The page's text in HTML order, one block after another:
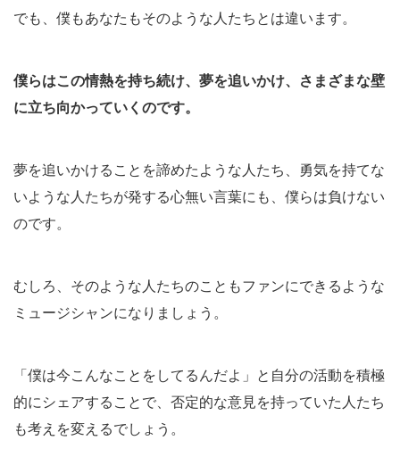
でも、僕もあなたもそのような人たちとは違います。
僕らはこの情熱を持ち続け、夢を追いかけ、さまざまな壁
に立ち向かっていくのです。
夢を追いかけることを諦めたような人たち、勇気を持てな
いような人たちが発する心無い言葉にも、僕らは負けない
のです。
むしろ、そのような人たちのこともファンにできるような
ミュージシャンになりましょう。
「僕は今こんなことをしてるんだよ」と自分の活動を積極
的にシェアすることで、否定的な意見を持っていた人たち
も考えを変えるでしょう。